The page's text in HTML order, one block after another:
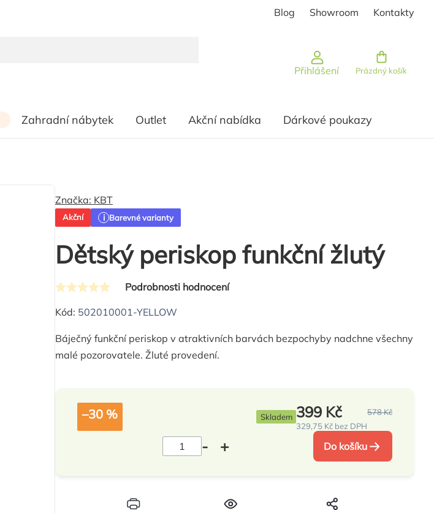
Blog Showroom Kontakty
Přihlášení Nákupní košík
Prázdný košík
Zahradní nábytek Outlet Akční nabídka Dárkové poukazy
Dětský periskop funkční žlutý
Akční Barevné varianty
Průměrné
hodnocení
je
0,0
hvězdiček.
Podrobnosti hodnocení
Značka: KBT
Kód: 502010001-YELLOW
Báječný funkční periskop v atraktivních barvách bezpochyby nadchne všechny
malé pozorovatele. Žluté provedení.
–30 % Skladem 578 Kč
399 Kč
329,75 Kč bez DPHMěrná
cena:
Do košíku